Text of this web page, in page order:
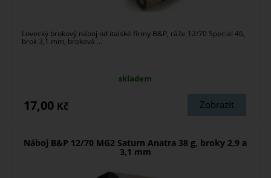
Lovecký brokový náboj od italské firmy B&P, ráže 12/70 Special 46,
brok 3,1 mm, broková ...
skladem
Zobrazit
17,00 Kč
Náboj B&P 12/70 MG2 Saturn Anatra 38 g, broky 2,9 a
3,1 mm